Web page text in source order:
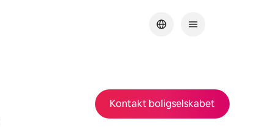
Kontakt boligselskabet